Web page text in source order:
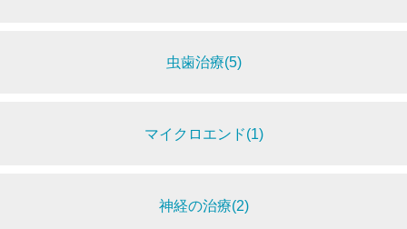
虫歯治療(5)
マイクロエンド(1)
神経の治療(2)